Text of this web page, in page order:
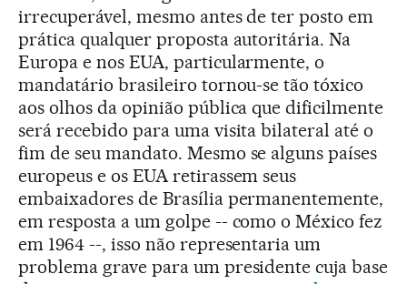
irrecuperável, mesmo antes de ter posto em
prática qualquer proposta autoritária. Na
Europa e nos EUA, particularmente, o
mandatário brasileiro tornou-se tão tóxico
aos olhos da opinião pública que dificilmente
será recebido para uma visita bilateral até o
fim de seu mandato. Mesmo se alguns países
europeus e os EUA retirassem seus
embaixadores de Brasília permanentemente,
em resposta a um golpe -- como o México fez
em 1964 --, isso não representaria um
problema grave para um presidente cuja base